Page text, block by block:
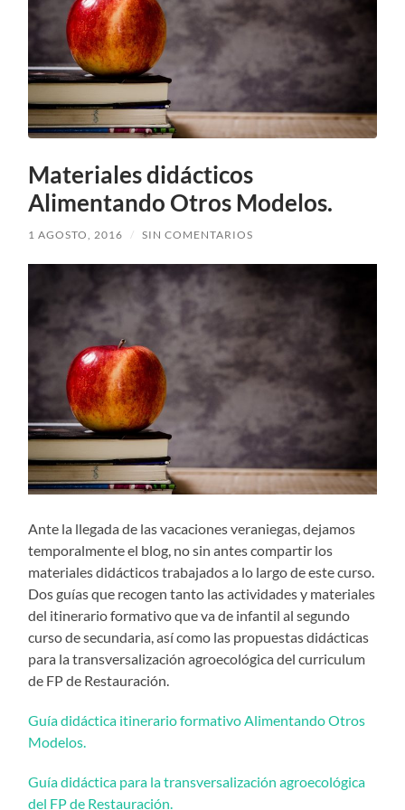
Materiales didácticos
Alimentando Otros Modelos.
1 AGOSTO, 2016 / SIN COMENTARIOS
Ante la llegada de las vacaciones veraniegas, dejamos
temporalmente el blog, no sin antes compartir los
materiales didácticos trabajados a lo largo de este curso.
Dos guías que recogen tanto las actividades y materiales
del itinerario formativo que va de infantil al segundo
curso de secundaria, así como las propuestas didácticas
para la transversalización agroecológica del curriculum
de FP de Restauración.
Guía didáctica itinerario formativo Alimentando Otros
Modelos.
Guía didáctica para la transversalización agroecológica
del FP de Restauración.